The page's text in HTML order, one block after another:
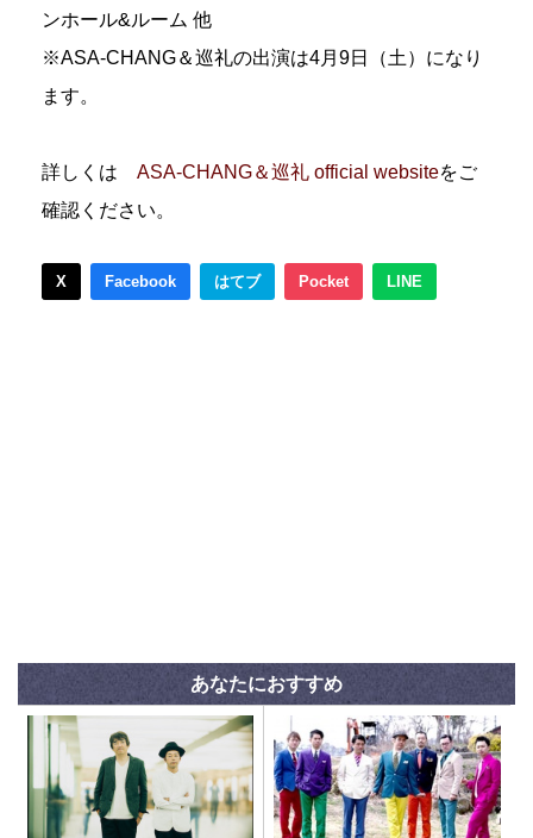
ンホール&ルーム 他
※ASA-CHANG＆巡礼の出演は4月9日（土）になり
ます。
詳しくは ASA-CHANG＆巡礼 official websiteをご
確認ください。
X Facebook はてブ Pocket LINE
あなたにおすすめ